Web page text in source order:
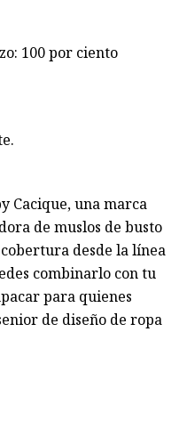
100 por ciento
Cacique, una marca
de muslos de busto
desde la línea
combinarlo con tu
para quienes
de diseño de ropa